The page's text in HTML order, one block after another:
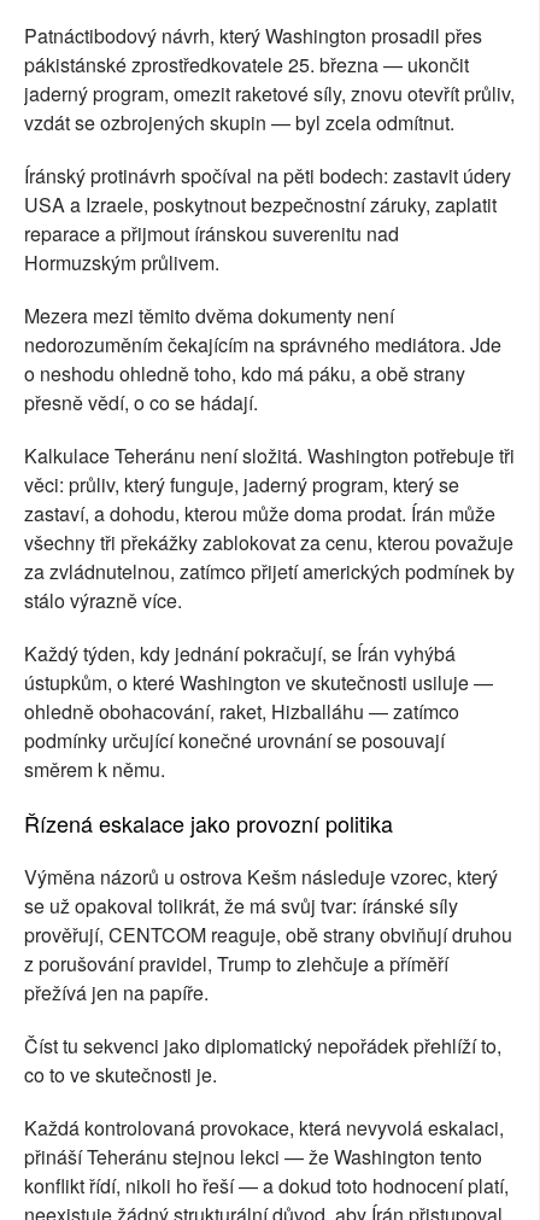
Patnáctibodový návrh, který Washington prosadil přes
pákistánské zprostředkovatele 25. března — ukončit
jaderný program, omezit raketové síly, znovu otevřít průliv,
vzdát se ozbrojených skupin — byl zcela odmítnut.
Íránský protinávrh spočíval na pěti bodech: zastavit údery
USA a Izraele, poskytnout bezpečnostní záruky, zaplatit
reparace a přijmout íránskou suverenitu nad
Hormuzským průlivem.
Mezera mezi těmito dvěma dokumenty není
nedorozuměním čekajícím na správného mediátora. Jde
o neshodu ohledně toho, kdo má páku, a obě strany
přesně vědí, o co se hádají.
Kalkulace Teheránu není složitá. Washington potřebuje tři
věci: průliv, který funguje, jaderný program, který se
zastaví, a dohodu, kterou může doma prodat. Írán může
všechny tři překážky zablokovat za cenu, kterou považuje
za zvládnutelnou, zatímco přijetí amerických podmínek by
stálo výrazně více.
Každý týden, kdy jednání pokračují, se Írán vyhýbá
ústupkům, o které Washington ve skutečnosti usiluje —
ohledně obohacování, raket, Hizballáhu — zatímco
podmínky určující konečné urovnání se posouvají
směrem k němu.
Řízená eskalace jako provozní politika
Výměna názorů u ostrova Kešm následuje vzorec, který
se už opakoval tolikrát, že má svůj tvar: íránské síly
prověřují, CENTCOM reaguje, obě strany obviňují druhou
z porušování pravidel, Trump to zlehčuje a příměří
přežívá jen na papíře.
Číst tu sekvenci jako diplomatický nepořádek přehlíží to,
co to ve skutečnosti je.
Každá kontrolovaná provokace, která nevyvolá eskalaci,
přináší Teheránu stejnou lekci — že Washington tento
konflikt řídí, nikoli ho řeší — a dokud toto hodnocení platí,